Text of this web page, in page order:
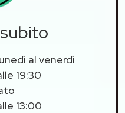
al venerdì
19:30
13:00